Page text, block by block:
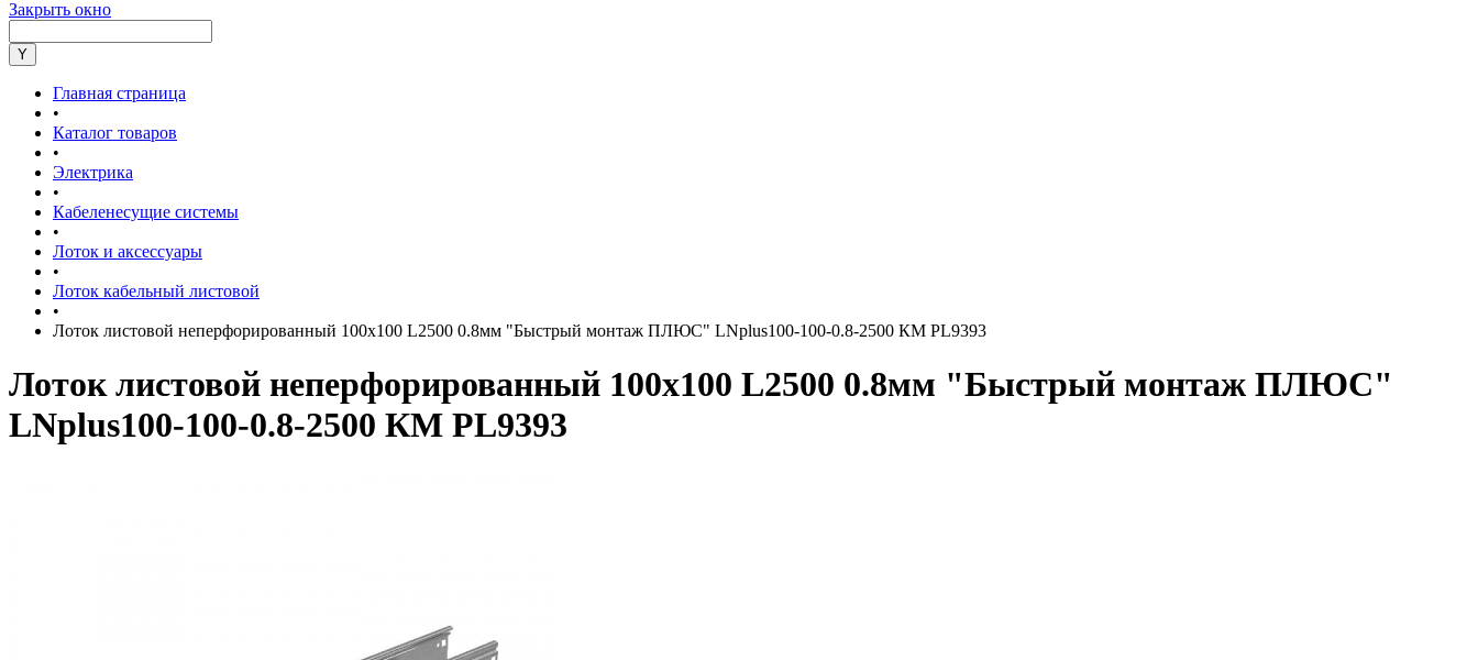
Закрыть окно
Главная страница
•
Каталог товаров
•
Электрика
•
Кабеленесущие системы
•
Лоток и аксессуары
•
Лоток кабельный листовой
•
Лоток листовой неперфорированный 100х100 L2500 0.8мм "Быстрый монтаж ПЛЮС" LNplus100-100-0.8-2500 КМ PL9393
Лоток листовой неперфорированный 100х100 L2500 0.8мм "Быстрый монтаж ПЛЮС"
LNplus100-100-0.8-2500 КМ PL9393